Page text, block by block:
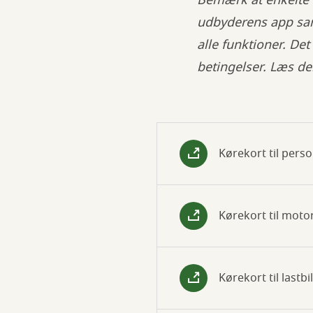
udbyderens app
alle funktioner.
betingelser. Læs
Kørekort til
Kørekort til
Kørekort til lastbil